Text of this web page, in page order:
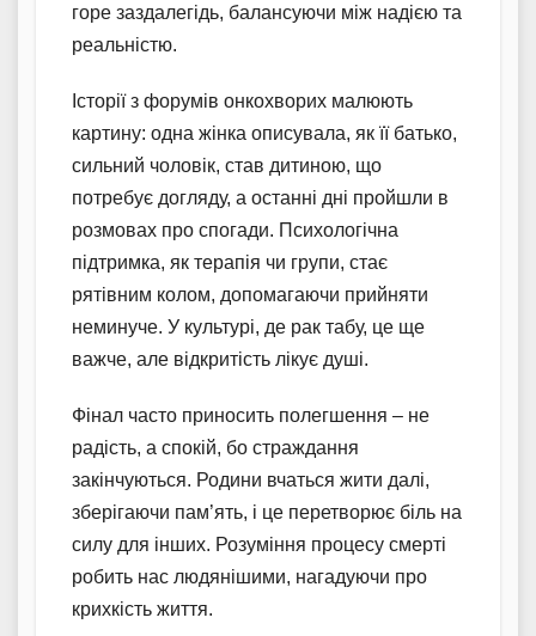
горе заздалегідь, балансуючи між надією та
реальністю.
Історії з форумів онкохворих малюють
картину: одна жінка описувала, як її батько,
сильний чоловік, став дитиною, що
потребує догляду, а останні дні пройшли в
розмовах про спогади. Психологічна
підтримка, як терапія чи групи, стає
рятівним колом, допомагаючи прийняти
неминуче. У культурі, де рак табу, це ще
важче, але відкритість лікує душі.
Фінал часто приносить полегшення – не
радість, а спокій, бо страждання
закінчуються. Родини вчаться жити далі,
зберігаючи пам’ять, і це перетворює біль на
силу для інших. Розуміння процесу смерті
робить нас людянішими, нагадуючи про
крихкість життя.